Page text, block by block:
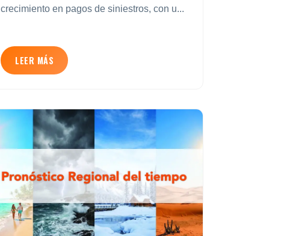
crecimiento en pagos de siniestros, con u...
LEER MÁS